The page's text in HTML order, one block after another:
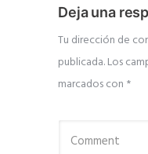
Deja una
Tu dirección de
publicada.Los
marcados con *